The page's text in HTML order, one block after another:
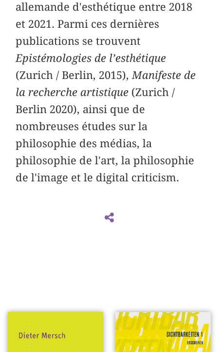
allemande d'esthétique entre 2018
et 2021. Parmi ces dernières
publications se trouvent
Epistémologies de l’esthétique
(Zurich / Berlin, 2015), Manifeste de
la recherche artistique (Zurich /
Berlin 2020), ainsi que de
nombreuses études sur la
philosophie des médias, la
philosophie de l'art, la philosophie
de l'image et le digital criticism.